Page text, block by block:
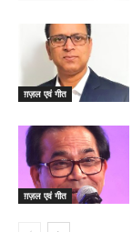
ग़ज़ल एवं गीत
ग़ज़ल एवं गीत